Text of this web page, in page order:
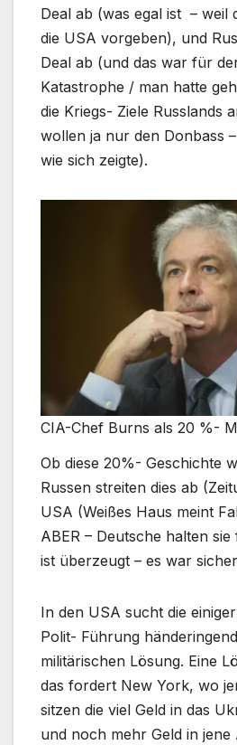
Deal ab (was egal ist – weil
die USA vorgeben), und
Deal ab (und das war für
Katastrophe / man hatte
die Kriegs- Ziele Russlands
wollen ja nur den Donbass
wie sich zeigte).
CIA-Chef Burns als 20 %-
Ob diese 20%- Geschichte
Russen streiten dies ab
USA (Weißes Haus meint
ABER – Deutsche halten
ist überzeugt – es war
In den USA sucht die
Polit- Führung
militärischen Lösung. Eine
das fordert New York, wo
sitzen die viel Geld in das
und noch mehr Geld in jene